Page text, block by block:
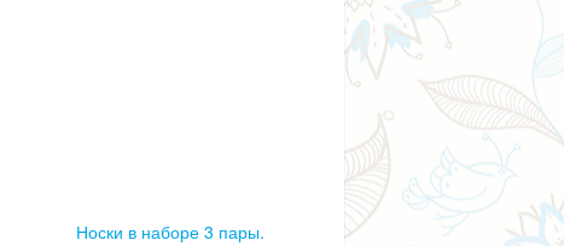
Носки в наборе 3 пары.